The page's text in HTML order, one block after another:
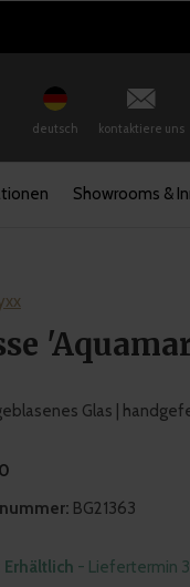
Showrooms &
deutsch kontaktiere uns
Glas |
BG21363
Erhältlich - Liefertermin